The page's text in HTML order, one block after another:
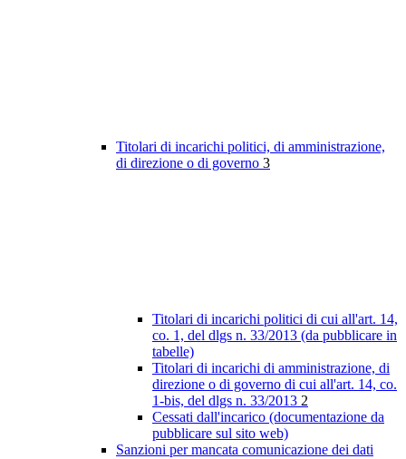
Titolari di incarichi politici, di amministrazione,
di direzione o di governo 3
Titolari di incarichi politici di cui all'art. 14,
co. 1, del dlgs n. 33/2013 (da pubblicare in
tabelle)
Titolari di incarichi di amministrazione, di
direzione o di governo di cui all'art. 14, co.
1-bis, del dlgs n. 33/2013 2
Cessati dall'incarico (documentazione da
pubblicare sul sito web)
Sanzioni per mancata comunicazione dei dati